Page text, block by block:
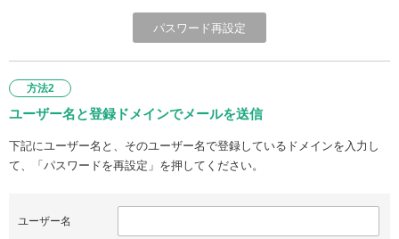
方法2
ユーザー名と登録ドメインでメールを送信
下記にユーザー名と、そのユーザー名で登録しているドメインを入力し
て、「パスワードを再設定」を押してください。
ユーザー名